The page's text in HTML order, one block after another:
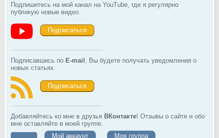
Подпишитесь на мой канал на YouTube, где я регулярно
публикую новые видео.
Подписаться
Подписавшись по E-mail , Вы будете получать уведомления о
новых статьях.
Подписаться
Добавляйтесь ко мне в друзья ВКонтакте! Отзывы о сайте и обо
мне оставляйте в моей группе.
Мой аккаунт
Моя группа